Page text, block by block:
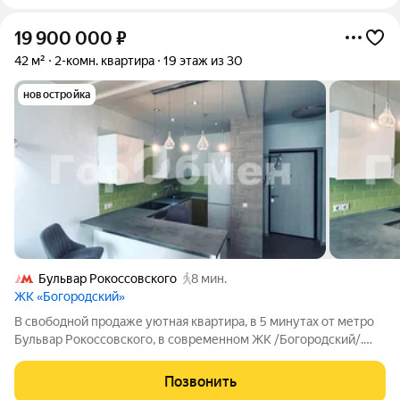
19 900 000 ₽
42 м² 2-комн. квартира 19 этаж из 30
новостройка
Бульвар Рокоссовского
8 мин.
ЖК «Богородский»
В свободной продаже уютная квартира, в 5 минутах от метро
Бульвар Рокоссовского, в современном ЖК /Богоpодский/.
город. Удобная планировка, с отдельной спальней, просторной
прихожей и
Позвонить